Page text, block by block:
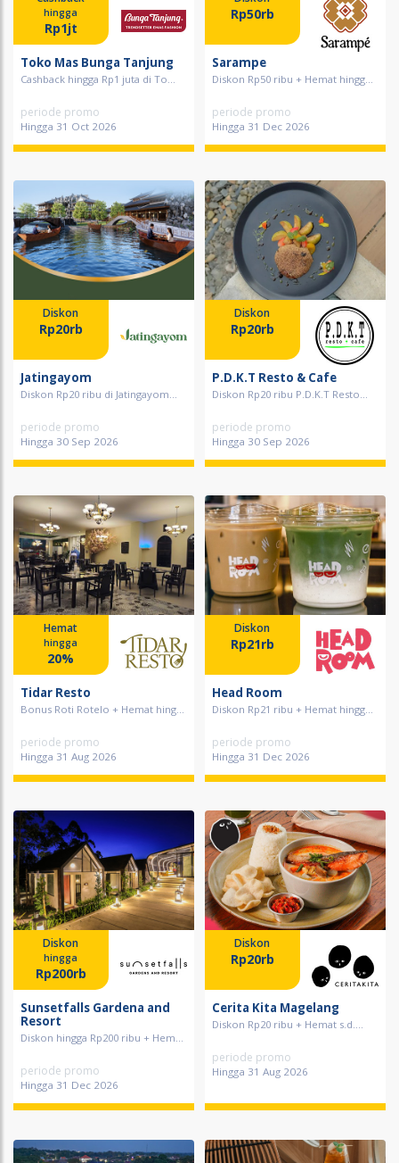
hingga
Rp1jt
Toko Mas Bunga Tanjung
Cashback hingga Rp1 juta di To...
periode promo
Hingga 31 Oct 2026
Rp50rb
Sarampe
Diskon Rp50 ribu + Hemat hingg...
periode promo
Hingga 31 Dec 2026
Diskon
Rp20rb
Jatingayom
Diskon Rp20 ribu di Jatingayom...
periode promo
Hingga 30 Sep 2026
Diskon
Rp20rb
P.D.K.T Resto & Cafe
Diskon Rp20 ribu P.D.K.T Resto...
periode promo
Hingga 30 Sep 2026
Hemat
hingga
20%
Tidar Resto
Bonus Roti Rotelo + Hemat hing...
periode promo
Hingga 31 Aug 2026
Diskon
Rp21rb
Head Room
Diskon Rp21 ribu + Hemat hingg...
periode promo
Hingga 31 Dec 2026
Diskon
hingga
Rp200rb
Sunsetfalls Gardena and
Resort
Diskon hingga Rp200 ribu + Hem...
periode promo
Hingga 31 Dec 2026
Diskon
Rp20rb
Cerita Kita Magelang
Diskon Rp20 ribu + Hemat s.d....
periode promo
Hingga 31 Aug 2026